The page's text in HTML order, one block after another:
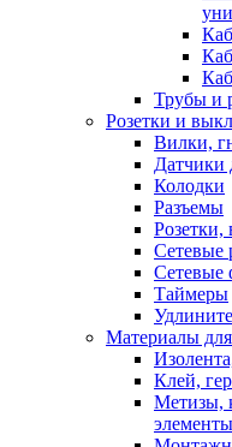
Трубы и
Розетки и
Вилки,
Датчики
Колодки
Разъемы
Розетки,
Сетевые
Сетевые
Таймеры
Материалы
Клей,
Метизы,
элементы